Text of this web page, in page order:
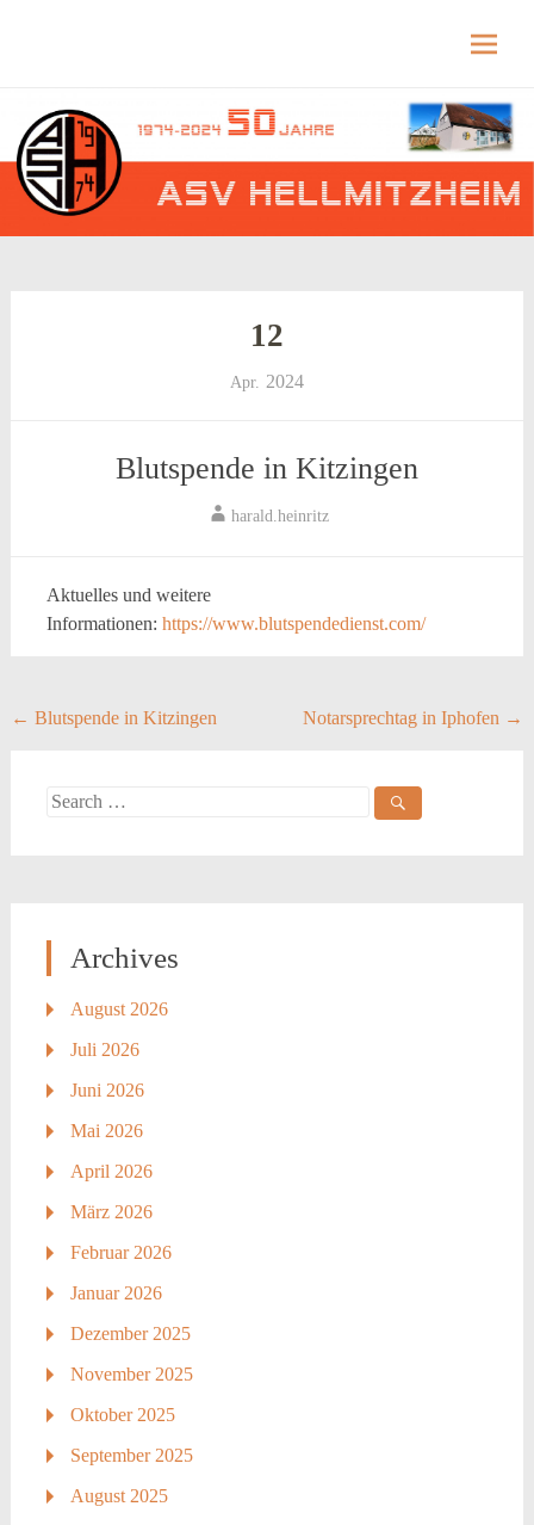
Hellmitzheim.de – fränkisches Dorf am Rande
to
content
12
Apr. 2024
Blutspende in Kitzingen
harald.heinritz
Aktuelles und weitere
Informationen: https://www.blutspendedienst.com/
Post
← Blutspende in Kitzingen Notarsprechtag in Iphofen →
Search
Archives
August 2026
Juli 2026
Juni 2026
Mai 2026
April 2026
März 2026
Februar 2026
Januar 2026
Dezember 2025
November 2025
Oktober 2025
September 2025
August 2025